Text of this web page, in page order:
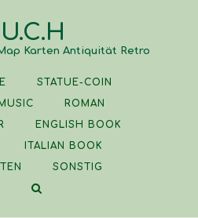
Karten Antiquität Retro
STATUE-COIN
ROMAN
ENGLISH BOOK
ITALIAN BOOK
SONSTIG